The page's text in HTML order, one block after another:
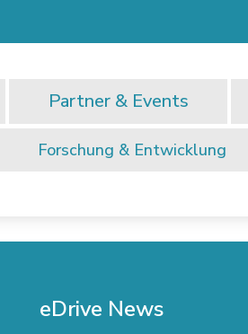
Partner & Events
Forschung & Entwicklung
eDrive News